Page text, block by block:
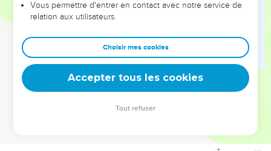
accablé de fatigue, et il mourut.
22
Jaël sortit à sa rencontre et lui dit : « Viens, je vais te montrer
l'homme que tu cherches. » Il entra chez elle et vit Sisera
étendu mort, le pieu dans la tempe.
Ce jour-là, Dieu humilia Jabin, le roi de Canaan, devant les
Vous permettre d'entrer en contact avec notre service de
relation aux utilisateurs.
Choisir mes cookies
Accepter tous les cookies
Tout refuser